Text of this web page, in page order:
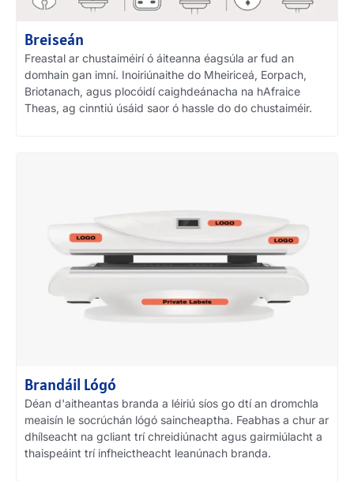
Breiseán
Freastal ar chustaiméirí ó áiteanna éagsúla ar fud an
domhain gan imní. Inoiriúnaithe do Mheiriceá, Eorpach,
Briotanach, agus plocóidí caighdeánacha na hAfraice
Theas, ag cinntiú úsáid saor ó hassle do do chustaiméir.
Brandáil Lógó
Déan d'aitheantas branda a léiriú síos go dtí an dromchla
meaisín le socrúchán lógó saincheaptha. Feabhas a chur ar
dhílseacht na gcliant trí chreidiúnacht agus gairmiúlacht a
thaispeáint trí infheictheacht leanúnach branda.